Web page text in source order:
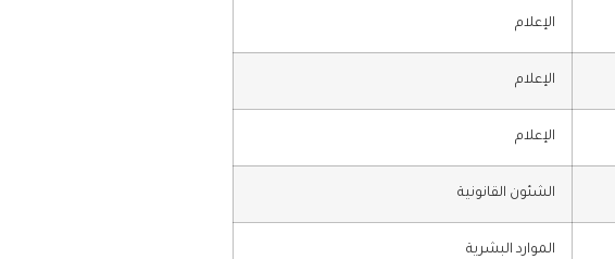
الإعلام
الإعلام
الإعلام
الشئون القانونية
الموارد البشرية